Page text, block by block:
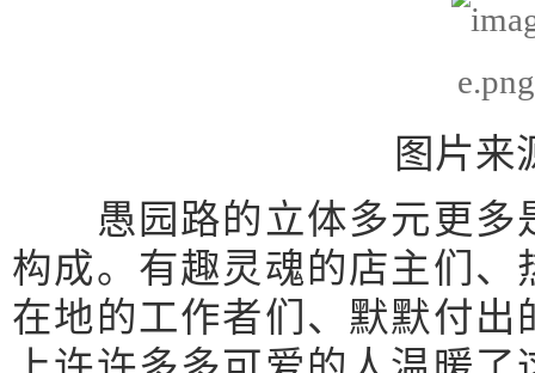
图片来
愚园路的立体多元更多
构成。有趣灵魂的店主们
在地的工作者们、默默付